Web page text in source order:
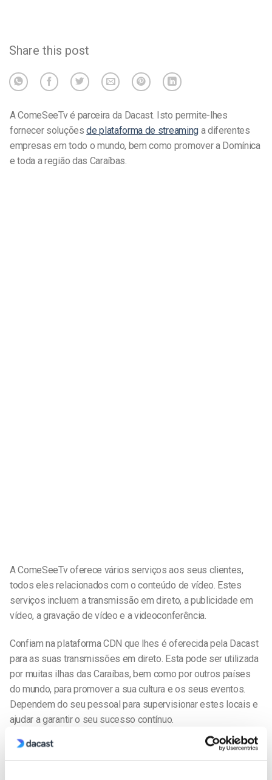
Share this post
A ComeSeeTv é parceira da Dacast. Isto permite-lhes
fornecer soluçõesde plataforma de streaminga diferentes
empresas em todo o mundo, bem como promover a Domínica
e toda a região das Caraíbas.
A ComeSeeTv oferece vários serviços aos seus clientes,
todos eles relacionados com o conteúdo de vídeo. Estes
serviços incluem a transmissão em direto, a publicidade em
vídeo, a gravação de vídeo e a videoconferência.
Confiam na plataforma CDN que lhes é oferecida pela Dacast
para as suas transmissões em direto. Esta pode ser utilizada
por muitas ilhas das Caraíbas, bem como por outros países
do mundo, para promover a sua cultura e os seus eventos.
Dependem do seu pessoal para supervisionar estes locais e
ajudar a garantir o seu sucesso contínuo.
Quer saber mais sobre a ComeSeeTv?
Visite o sítio Web
deles aqui.